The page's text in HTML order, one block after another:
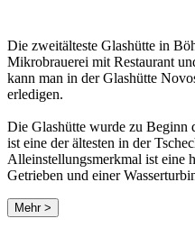
Die zweitälteste Glashütte in
Mikrobrauerei mit Restaurant
kann man in der Glashütte
erledigen.
Die Glashütte wurde zu Beginn
ist eine der ältesten in der
Alleinstellungsmerkmal ist eine
Getrieben und einer
Mehr >